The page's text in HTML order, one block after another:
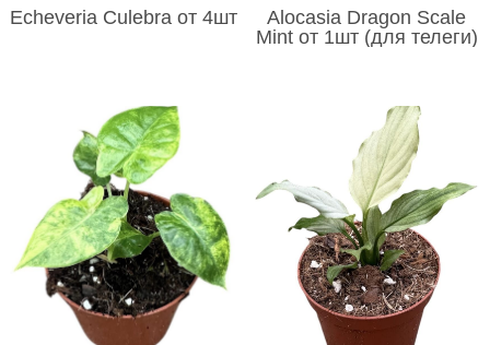
Echeveria Culebra от 4шт
Alocasia Dragon Scale
Mint от 1шт (для телеги)